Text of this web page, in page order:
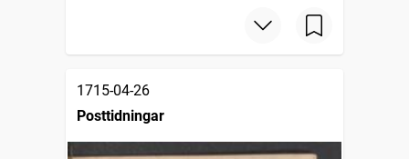
1715-04-26
Posttidningar